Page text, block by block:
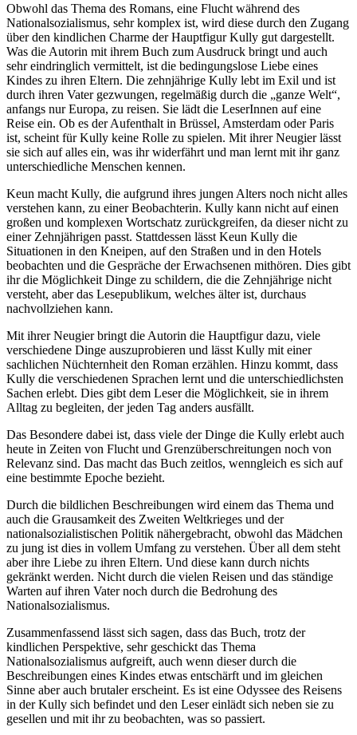
Obwohl das Thema des Romans, eine Flucht während des
Nationalsozialismus, sehr komplex ist, wird diese durch den Zugang
über den kindlichen Charme der Hauptfigur Kully gut dargestellt.
Was die Autorin mit ihrem Buch zum Ausdruck bringt und auch
sehr eindringlich vermittelt, ist die bedingungslose Liebe eines
Kindes zu ihren Eltern. Die zehnjährige Kully lebt im Exil und ist
durch ihren Vater gezwungen, regelmäßig durch die „ganze Welt“,
anfangs nur Europa, zu reisen. Sie lädt die LeserInnen auf eine
Reise ein. Ob es der Aufenthalt in Brüssel, Amsterdam oder Paris
ist, scheint für Kully keine Rolle zu spielen. Mit ihrer Neugier lässt
sie sich auf alles ein, was ihr widerfährt und man lernt mit ihr ganz
unterschiedliche Menschen kennen.
Keun macht Kully, die aufgrund ihres jungen Alters noch nicht alles
verstehen kann, zu einer Beobachterin. Kully kann nicht auf einen
großen und komplexen Wortschatz zurückgreifen, da dieser nicht zu
einer Zehnjährigen passt. Stattdessen lässt Keun Kully die
Situationen in den Kneipen, auf den Straßen und in den Hotels
beobachten und die Gespräche der Erwachsenen mithören. Dies gibt
ihr die Möglichkeit Dinge zu schildern, die die Zehnjährige nicht
versteht, aber das Lesepublikum, welches älter ist, durchaus
nachvollziehen kann.
Mit ihrer Neugier bringt die Autorin die Hauptfigur dazu, viele
verschiedene Dinge auszuprobieren und lässt Kully mit einer
sachlichen Nüchternheit den Roman erzählen. Hinzu kommt, dass
Kully die verschiedenen Sprachen lernt und die unterschiedlichsten
Sachen erlebt. Dies gibt dem Leser die Möglichkeit, sie in ihrem
Alltag zu begleiten, der jeden Tag anders ausfällt.
Das Besondere dabei ist, dass viele der Dinge die Kully erlebt auch
heute in Zeiten von Flucht und Grenzüberschreitungen noch von
Relevanz sind. Das macht das Buch zeitlos, wenngleich es sich auf
eine bestimmte Epoche bezieht.
Durch die bildlichen Beschreibungen wird einem das Thema und
auch die Grausamkeit des Zweiten Weltkrieges und der
nationalsozialistischen Politik nähergebracht, obwohl das Mädchen
zu jung ist dies in vollem Umfang zu verstehen. Über all dem steht
aber ihre Liebe zu ihren Eltern. Und diese kann durch nichts
gekränkt werden. Nicht durch die vielen Reisen und das ständige
Warten auf ihren Vater noch durch die Bedrohung des
Nationalsozialismus.
Zusammenfassend lässt sich sagen, dass das Buch, trotz der
kindlichen Perspektive, sehr geschickt das Thema
Nationalsozialismus aufgreift, auch wenn dieser durch die
Beschreibungen eines Kindes etwas entschärft und im gleichen
Sinne aber auch brutaler erscheint. Es ist eine Odyssee des Reisens
in der Kully sich befindet und den Leser einlädt sich neben sie zu
gesellen und mit ihr zu beobachten, was so passiert.